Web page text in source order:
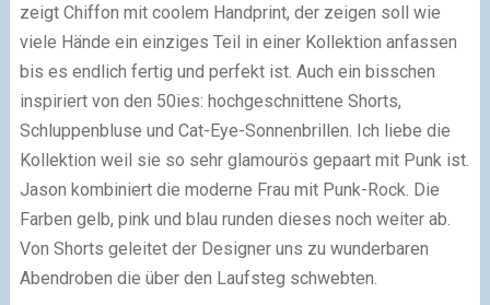
zeigt Chiffon mit coolem Handprint, der zeigen soll wie
viele Hände ein einziges Teil in einer Kollektion anfassen
bis es endlich fertig und perfekt ist. Auch ein bisschen
inspiriert von den 50ies: hochgeschnittene Shorts,
Schluppenbluse und Cat-Eye-Sonnenbrillen. Ich liebe die
Kollektion weil sie so sehr glamourös gepaart mit Punk ist.
Jason kombiniert die moderne Frau mit Punk-Rock. Die
Farben gelb, pink und blau runden dieses noch weiter ab.
Von Shorts geleitet der Designer uns zu wunderbaren
Abendroben die über den Laufsteg schwebten.